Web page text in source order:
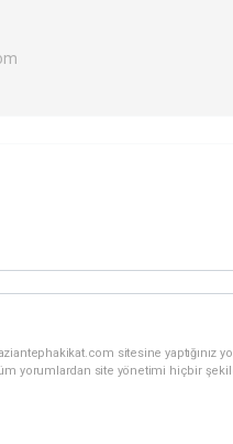
sitesine yaptığınız
yorumlardan site yönetimi hiçbir